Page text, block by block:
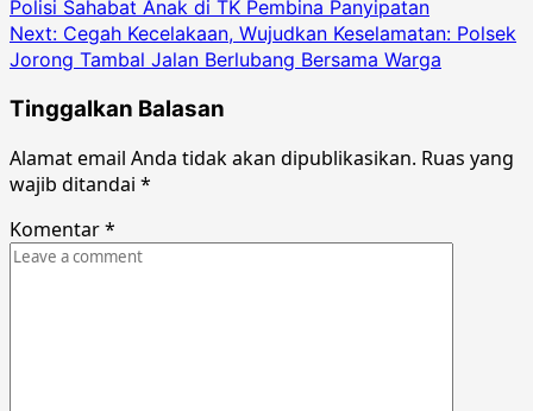
navigation
Polisi Sahabat Anak di TK Pembina Panyipatan
Next: Cegah Kecelakaan, Wujudkan Keselamatan: Polsek
Jorong Tambal Jalan Berlubang Bersama Warga
Tinggalkan Balasan
Alamat email Anda tidak akan dipublikasikan. Ruas yang
wajib ditandai *
Komentar*